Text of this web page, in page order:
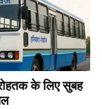
के लिए सुबह